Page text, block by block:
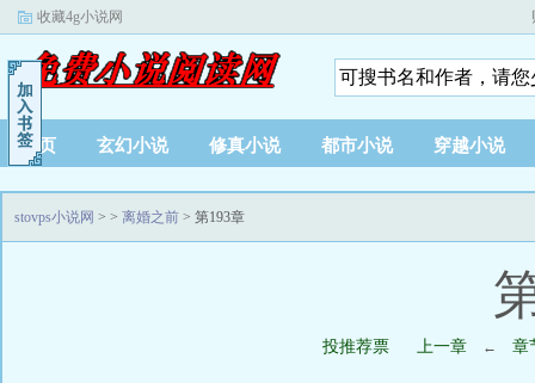
收藏4g小说网
首页 玄幻小说 修真小说 都市小说 穿越小说
stovps小说网 > > 离婚之前 > 第193章
投推荐票 上一章 ← 章